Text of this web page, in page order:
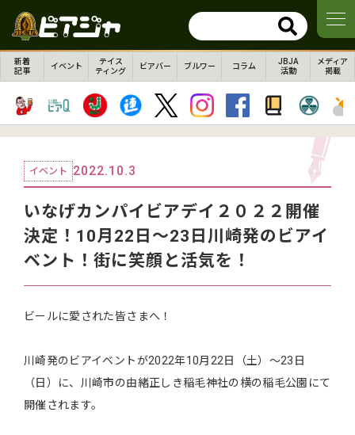
新着
記事
イベント
テイス
ティング
ビアバー ブルワー コラム
JBJA
活動
メディア
掲載
イベント 2022.10.3
いなげカンパイビアデイ２０２２開催
決定！10月22日～23日川崎発のビアイ
ベント！街に笑顔と活気を！
ビールに愛された皆さまへ！
川崎発のビアイベントが2022年10月22日（土）～23日
（日）に、川崎市の由緒正しき稲毛神社の横の稲毛公園にて
開催されます。